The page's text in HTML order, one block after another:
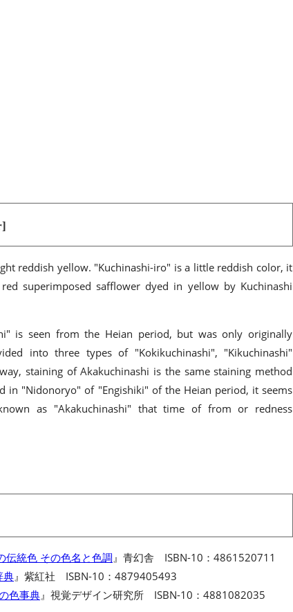
reddish yellow. "Kuchinashi-iro" is a little reddish color, it
superimposed safflower dyed in yellow by Kuchinashi
is seen from the Heian period, but was only originally
into three types of "Kokikuchinashi", "Kikuchinashi"
staining of Akakuchinashi is the same staining method
in "Nidonoryo" of "Engishiki" of the Heian period, it seems
as "Akakuchinashi" that time of from or redness
伝統色 その色名と色調』青幻舎 ISBN-10：4861520711
典』紫紅社 ISBN-10：4879405493
色事典』視覚デザイン研究所 ISBN-10：4881082035